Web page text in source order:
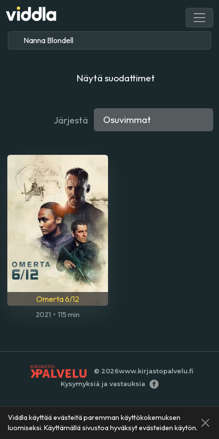
Näytä suodattimet
Järjestä
Omerta 6/12
2021 • 115 min
© 2026www.kirjastopalvelu.fi
Kysymyksiä ja vastauksia
Viddla käyttää evästeitä paremman käyttökokemuksen
luomiseksi. Käyttämällä sivustoa hyväksyt evästeiden käytön.